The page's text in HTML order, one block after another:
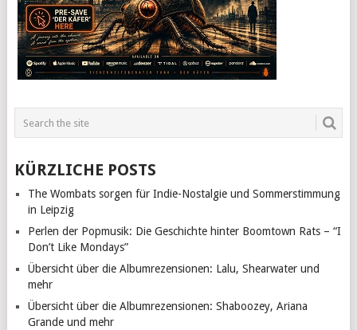
KÜRZLICHE POSTS
The Wombats sorgen für Indie-Nostalgie und Sommerstimmung
in Leipzig
Perlen der Popmusik: Die Geschichte hinter Boomtown Rats – “I
Don’t Like Mondays”
Übersicht über die Albumrezensionen: Lalu, Shearwater und
mehr
Übersicht über die Albumrezensionen: Shaboozey, Ariana
Grande und mehr